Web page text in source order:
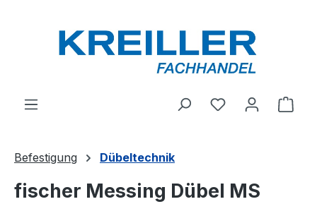
Du hast 0
Befestigung Dübeltechnik
fischer Messing Dübel MS